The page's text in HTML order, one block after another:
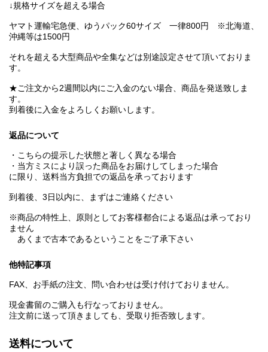
↓規格サイズを超える場合
ヤマト運輸宅急便、ゆうパック60サイズ 一律800円 ※北海道、
沖縄等は1500円
それを超える大型商品や全集などは別途設定させて頂いておりま
す。
★ご注文から2週間以内にご入金のない場合、商品を発送致しま
す。
到着後に入金をよろしくお願いします。
返品について
・こちらの提示した状態と著しく異なる場合
・当方ミスにより誤った商品をお届けしてしまった場合
に限り、送料当方負担での返品を承っております
到着後、3日以内に、まずはご連絡ください
※商品の特性上、原則としてお客様都合による返品は承っており
ません
あくまで古本であるということをご了承下さい
他特記事項
FAX、お手紙の注文、問い合わせは受け付けておりません。
現金書留のご購入も行なっておりません。
注文前に送って頂きましても、受取り拒否致します。
送料について